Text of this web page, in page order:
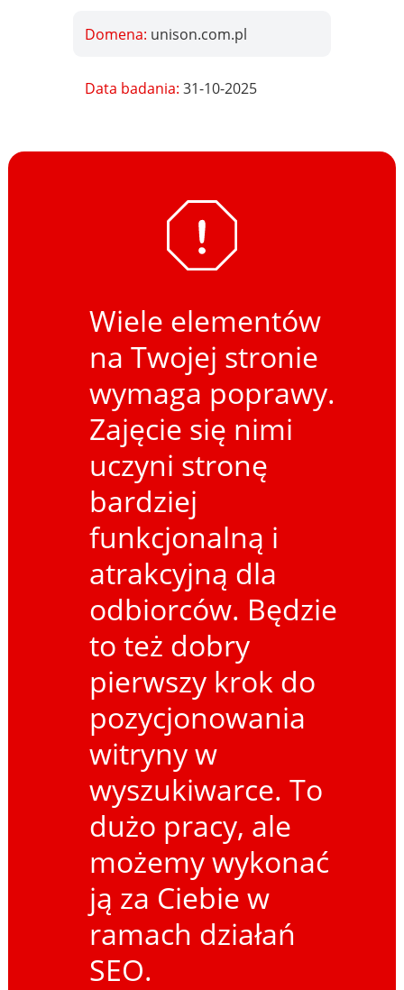
Domena: unison.com.pl
Data badania:31-10-2025
Wiele elementów
na Twojej stronie
wymaga poprawy.
Zajęcie się nimi
uczyni stronę
bardziej
funkcjonalną i
atrakcyjną dla
odbiorców. Będzie
to też dobry
pierwszy krok do
pozycjonowania
witryny w
wyszukiwarce. To
dużo pracy, ale
możemy wykonać
ją za Ciebie w
ramach działań
SEO.